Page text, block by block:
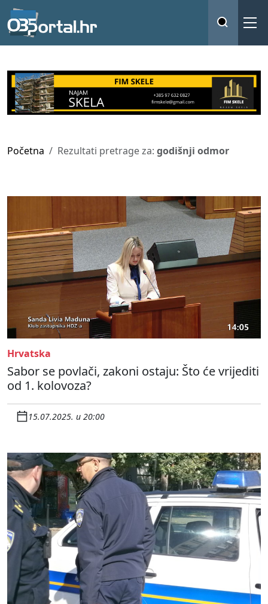
Početna Rezultati pretrage za: godišnji odmor
Hrvatska
Sabor se povlači, zakoni ostaju: Što će vrijediti
od 1. kolovoza?
15.07.2025. u 20:00